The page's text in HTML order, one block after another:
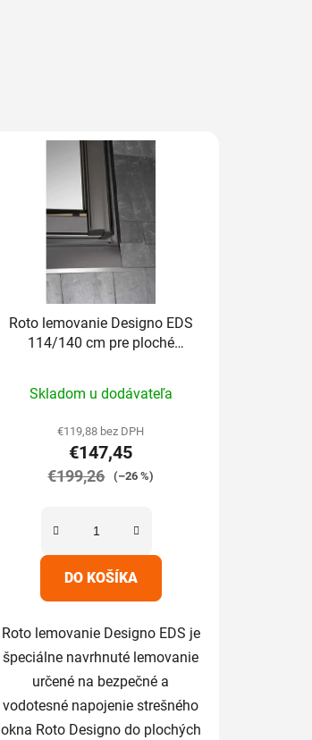
Roto lemovanie Designo EDS
114/140 cm pre ploché
hodnotenie
produktu
je
5,0
Skladom u dodávateľa
€119,88 bez DPH
€147,45
€199,26 (–26 %)
DO KOŠÍKA
Roto lemovanie Designo EDS je
špeciálne navrhnuté lemovanie
určené na bezpečné a
vodotesné napojenie strešného
okna Roto Designo do plochých